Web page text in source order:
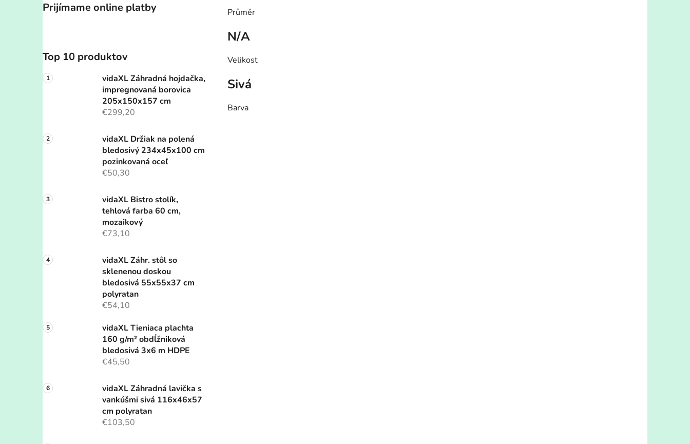
Prijímame online platby
Top 10 produktov
vidaXL Záhradná hojdačka,
impregnovaná borovica
205x150x157 cm
€299,20
vidaXL Držiak na polená
bledosivý 234x45x100 cm
pozinkovaná oceľ
€50,30
vidaXL Bistro stolík,
tehlová farba 60 cm,
mozaikový
€73,10
vidaXL Záhr. stôl so
sklenenou doskou
bledosivá 55x55x37 cm
polyratan
€54,10
vidaXL Tieniaca plachta
160 g/m² obdĺžniková
bledosivá 3x6 m HDPE
€45,50
vidaXL Záhradná lavička s
vankúšmi sivá 116x46x57
cm polyratan
€103,50
Průměr
N/A
Velikost
Sivá
Barva